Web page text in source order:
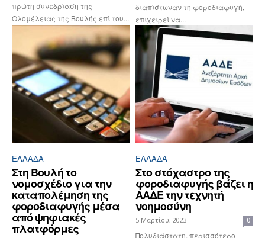
πρώτη συνεδρίαση της
Ολομέλειας της Βουλής επί του...
διαπίστωναν τη φοροδιαφυγή,
επιχειρεί να...
ΕΛΛΆΔΑ
Στη Βουλή το
νομοσχέδιο για την
καταπολέμηση της
φοροδιαφυγής μέσα
από ψηφιακές
πλατφόρμες
ΕΛΛΆΔΑ
Στο στόχαστρο της
φοροδιαφυγής βάζει η
ΑΑΔΕ την τεχνητή
νοημοσύνη
5 Μαρτίου, 2023 0
Πολυδιάστατη, περισσότερο